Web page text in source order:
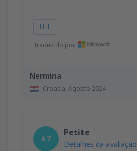
Nermina
Croacia, Agosto 2024
Útil
Traduzido por
4.7
Petite
Detalhes da avaliação